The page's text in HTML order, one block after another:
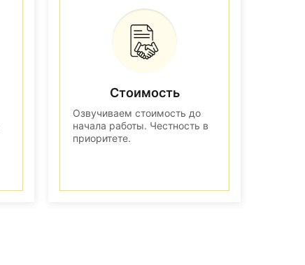
Стоимость
Озвучиваем стоимость до
начала работы. Честность в
приоритете.